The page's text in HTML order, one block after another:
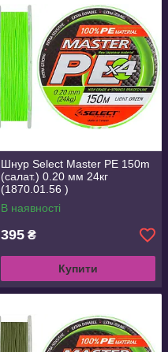
Шнур Select Master PE 150m
(салат.) 0.20 мм 24кг
(1870.01.56 )
В наявності
395 ₴
Купити